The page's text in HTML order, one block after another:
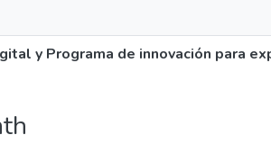
y Programa de innovación para